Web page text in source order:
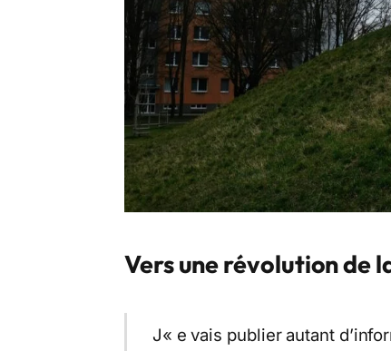
Vers une révolution de
J« e vais publier autant